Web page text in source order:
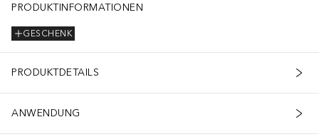
PRODUKTINFORMATIONEN
GESCHENK
PRODUKTDETAILS
ANWENDUNG